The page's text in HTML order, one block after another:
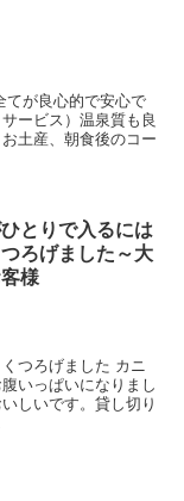
てが良心的で安心で
ービス）温泉質も良
土産、朝食後のコー
とりで入るには
ろげました～大
様
つろげました カニ
いっぱいになりまし
しいです。貸し切り